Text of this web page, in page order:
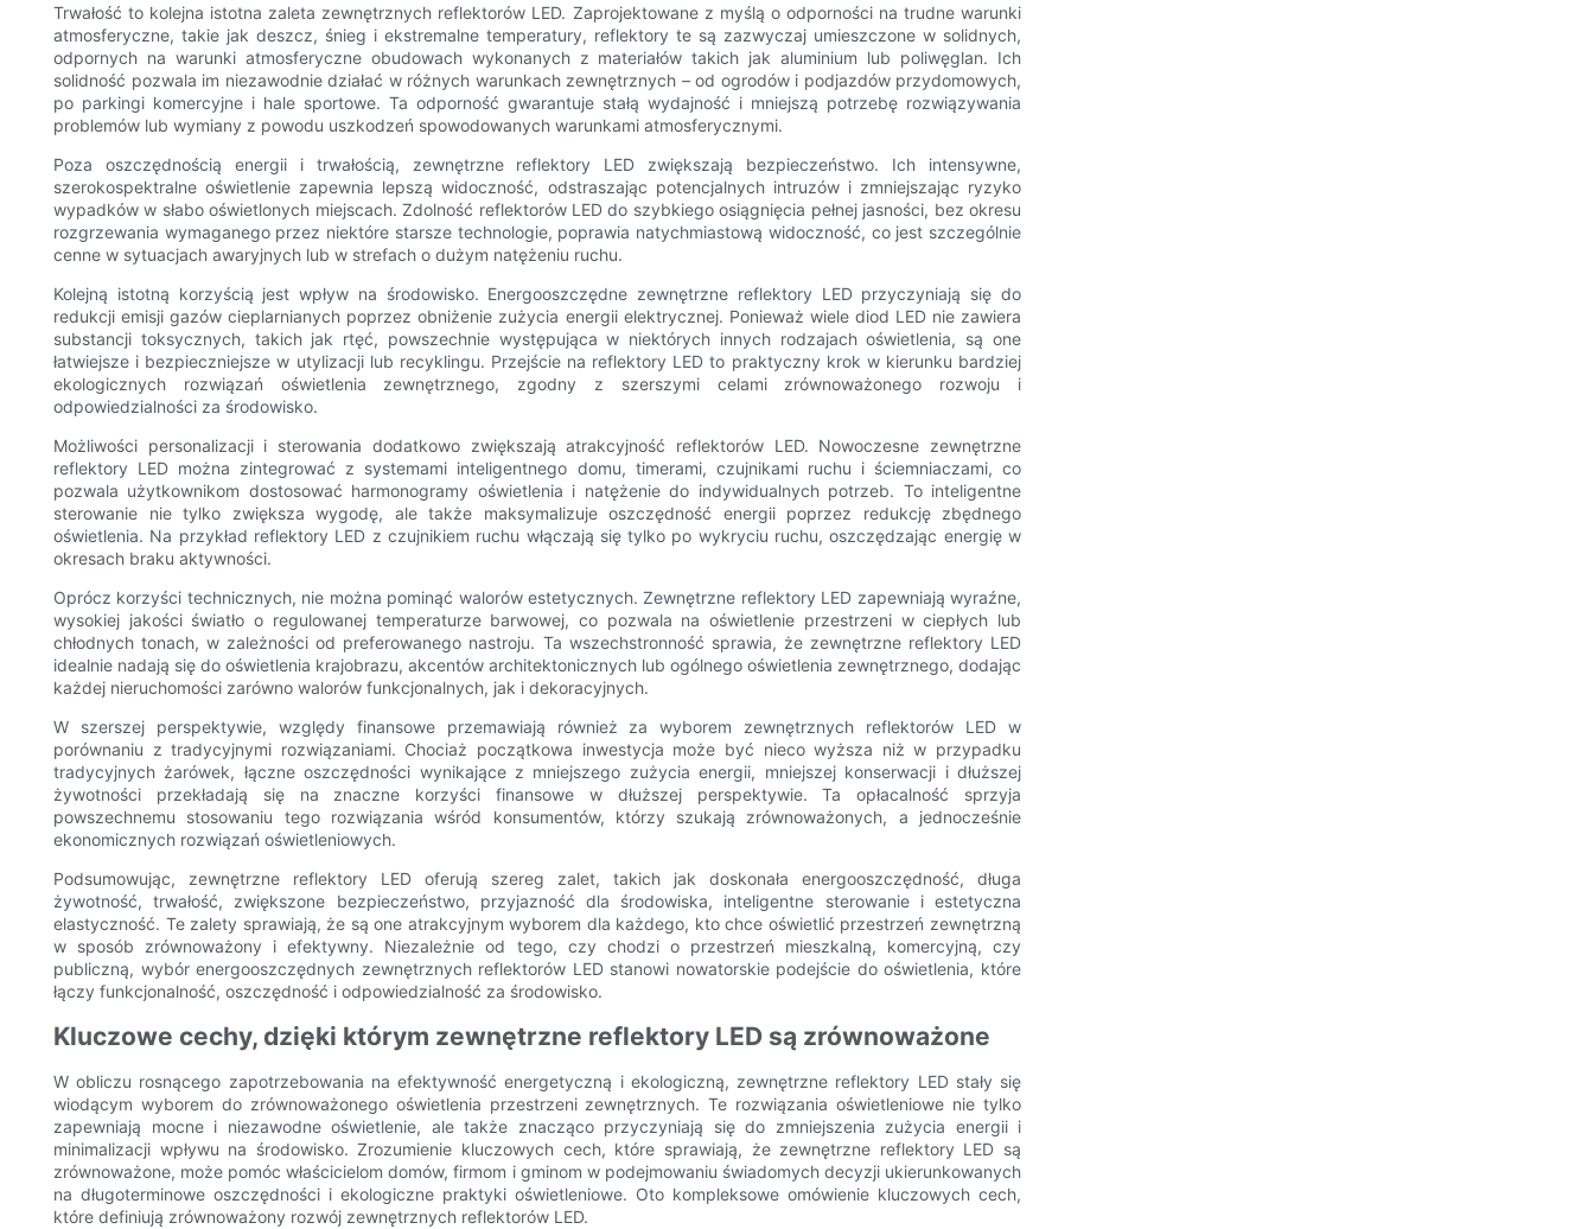
Trwałość to kolejna istotna zaleta zewnętrznych reflektorów LED. Zaprojektowane z myślą o odporności na trudne warunki
atmosferyczne, takie jak deszcz, śnieg i ekstremalne temperatury, reflektory te są zazwyczaj umieszczone w solidnych,
odpornych na warunki atmosferyczne obudowach wykonanych z materiałów takich jak aluminium lub poliwęglan. Ich
solidność pozwala im niezawodnie działać w różnych warunkach zewnętrznych – od ogrodów i podjazdów przydomowych,
po parkingi komercyjne i hale sportowe. Ta odporność gwarantuje stałą wydajność i mniejszą potrzebę rozwiązywania
problemów lub wymiany z powodu uszkodzeń spowodowanych warunkami atmosferycznymi.
Poza oszczędnością energii i trwałością, zewnętrzne reflektory LED zwiększają bezpieczeństwo. Ich intensywne,
szerokospektralne oświetlenie zapewnia lepszą widoczność, odstraszając potencjalnych intruzów i zmniejszając ryzyko
wypadków w słabo oświetlonych miejscach. Zdolność reflektorów LED do szybkiego osiągnięcia pełnej jasności, bez okresu
rozgrzewania wymaganego przez niektóre starsze technologie, poprawia natychmiastową widoczność, co jest szczególnie
cenne w sytuacjach awaryjnych lub w strefach o dużym natężeniu ruchu.
Kolejną istotną korzyścią jest wpływ na środowisko. Energooszczędne zewnętrzne reflektory LED przyczyniają się do
redukcji emisji gazów cieplarnianych poprzez obniżenie zużycia energii elektrycznej. Ponieważ wiele diod LED nie zawiera
substancji toksycznych, takich jak rtęć, powszechnie występująca w niektórych innych rodzajach oświetlenia, są one
łatwiejsze i bezpieczniejsze w utylizacji lub recyklingu. Przejście na reflektory LED to praktyczny krok w kierunku bardziej
ekologicznych rozwiązań oświetlenia zewnętrznego, zgodny z szerszymi celami zrównoważonego rozwoju i
odpowiedzialności za środowisko.
Możliwości personalizacji i sterowania dodatkowo zwiększają atrakcyjność reflektorów LED. Nowoczesne zewnętrzne
reflektory LED można zintegrować z systemami inteligentnego domu, timerami, czujnikami ruchu i ściemniaczami, co
pozwala użytkownikom dostosować harmonogramy oświetlenia i natężenie do indywidualnych potrzeb. To inteligentne
sterowanie nie tylko zwiększa wygodę, ale także maksymalizuje oszczędność energii poprzez redukcję zbędnego
oświetlenia. Na przykład reflektory LED z czujnikiem ruchu włączają się tylko po wykryciu ruchu, oszczędzając energię w
okresach braku aktywności.
Oprócz korzyści technicznych, nie można pominąć walorów estetycznych. Zewnętrzne reflektory LED zapewniają wyraźne,
wysokiej jakości światło o regulowanej temperaturze barwowej, co pozwala na oświetlenie przestrzeni w ciepłych lub
chłodnych tonach, w zależności od preferowanego nastroju. Ta wszechstronność sprawia, że ​​zewnętrzne reflektory LED
idealnie nadają się do oświetlenia krajobrazu, akcentów architektonicznych lub ogólnego oświetlenia zewnętrznego, dodając
każdej nieruchomości zarówno walorów funkcjonalnych, jak i dekoracyjnych.
W szerszej perspektywie, względy finansowe przemawiają również za wyborem zewnętrznych reflektorów LED w
porównaniu z tradycyjnymi rozwiązaniami. Chociaż początkowa inwestycja może być nieco wyższa niż w przypadku
tradycyjnych żarówek, łączne oszczędności wynikające z mniejszego zużycia energii, mniejszej konserwacji i dłuższej
żywotności przekładają się na znaczne korzyści finansowe w dłuższej perspektywie. Ta opłacalność sprzyja
powszechnemu stosowaniu tego rozwiązania wśród konsumentów, którzy szukają zrównoważonych, a jednocześnie
ekonomicznych rozwiązań oświetleniowych.
Podsumowując, zewnętrzne reflektory LED oferują szereg zalet, takich jak doskonała energooszczędność, długa
żywotność, trwałość, zwiększone bezpieczeństwo, przyjazność dla środowiska, inteligentne sterowanie i estetyczna
elastyczność. Te zalety sprawiają, że są one atrakcyjnym wyborem dla każdego, kto chce oświetlić przestrzeń zewnętrzną
w sposób zrównoważony i efektywny. Niezależnie od tego, czy chodzi o przestrzeń mieszkalną, komercyjną, czy
publiczną, wybór energooszczędnych zewnętrznych reflektorów LED stanowi nowatorskie podejście do oświetlenia, które
łączy funkcjonalność, oszczędność i odpowiedzialność za środowisko.
Kluczowe cechy, dzięki którym zewnętrzne reflektory LED są zrównoważone
W obliczu rosnącego zapotrzebowania na efektywność energetyczną i ekologiczną, zewnętrzne reflektory LED stały się
wiodącym wyborem do zrównoważonego oświetlenia przestrzeni zewnętrznych. Te rozwiązania oświetleniowe nie tylko
zapewniają mocne i niezawodne oświetlenie, ale także znacząco przyczyniają się do zmniejszenia zużycia energii i
minimalizacji wpływu na środowisko. Zrozumienie kluczowych cech, które sprawiają, że zewnętrzne reflektory LED są
zrównoważone, może pomóc właścicielom domów, firmom i gminom w podejmowaniu świadomych decyzji ukierunkowanych
na długoterminowe oszczędności i ekologiczne praktyki oświetleniowe. Oto kompleksowe omówienie kluczowych cech,
które definiują zrównoważony rozwój zewnętrznych reflektorów LED.